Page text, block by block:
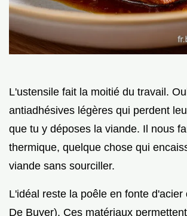
L'ustensile fait la moitié du travail.
antiadhésives légères qui perdent
que tu y déposes la viande. Il nous
thermique, quelque chose qui
viande sans sourciller.
L'idéal reste la poêle en fonte d'acier
De Buyer). Ces matériaux